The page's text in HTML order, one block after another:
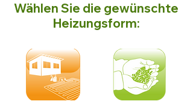
Wählen Sie die gewünschte
Heizungsform: